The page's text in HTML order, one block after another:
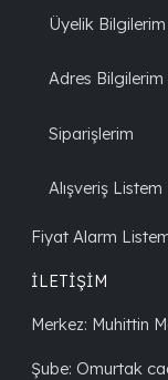
Üyelik Bilgilerim
Adres Bilgilerim
Siparişlerim
Alışveriş Listem
Fiyat Alarm
İLETİŞİM
Merkez: Muhittin
Şube: Omurtak